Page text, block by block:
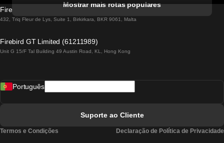
Comboios De Lisboa A Lagos
Comboios De Lisboa A Madrid
Mostrar mais rotas populares
Firebird GT Limited (OC 1451)
432, Triq Fleur de Lys, Suite 1, Birkirkara, BKR 9061, Malta
Firebird GT Limited (61211989)
Unit G 15/F Tal Building 49 Austin Road, KL, Hong Kong
Português
Suporte ao Cliente
Termos e Condições Declaração de Política de Privacidade